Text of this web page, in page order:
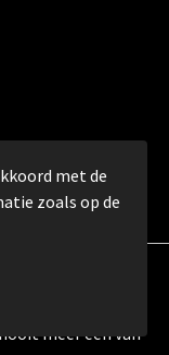
meer één van
met de
zoals op de